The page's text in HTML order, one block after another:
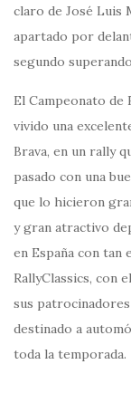
claro de José Luis
apartado por
segundo
El Campeonato de
vivido una
Brava, en un rally
pasado con una
que lo hicieron
y gran atractivo
en España con tan
RallyClassics, con
sus
destinado a
toda la temporada.